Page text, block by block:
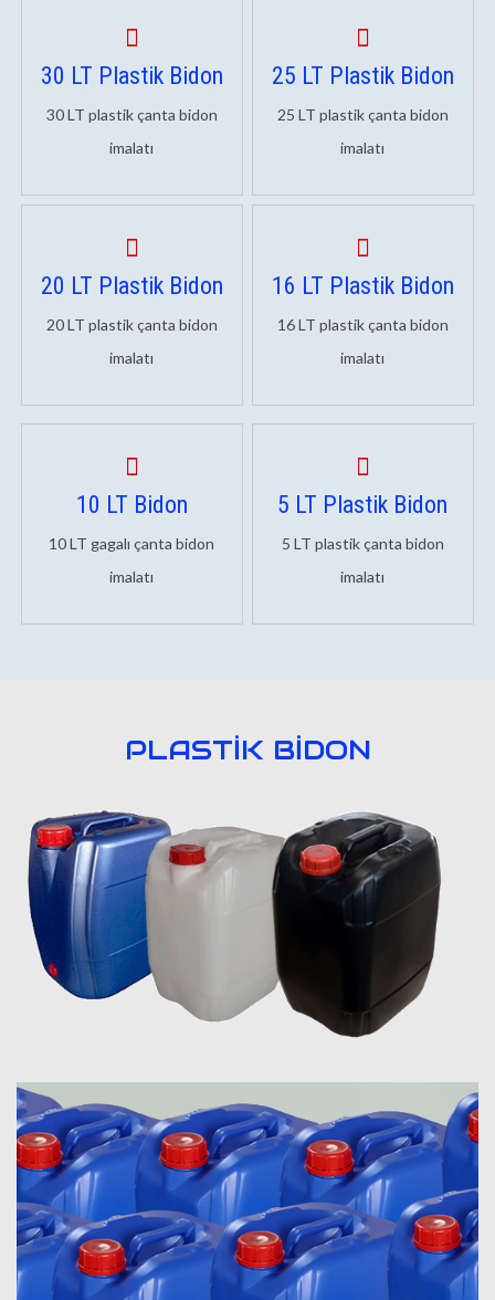
30 LT Plastik Bidon
30 LT plastik çanta bidon
imalatı
20 LT Plastik Bidon
20 LT plastik çanta bidon
imalatı
10 LT Bidon
10 LT gagalı çanta bidon
imalatı
25 LT Plastik Bidon
25 LT plastik çanta bidon
imalatı
16 LT Plastik Bidon
16 LT plastik çanta bidon
imalatı
5 LT Plastik Bidon
5 LT plastik çanta bidon
imalatı
PLASTİK BİDON